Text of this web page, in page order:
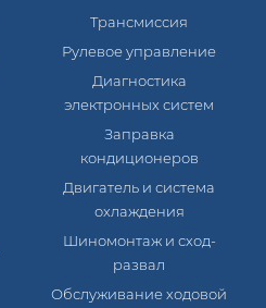
Трансмиссия
Рулевое управление
Диагностика
электронных систем​
Заправка
кондиционеров
Двигатель и система
охлаждения
Шиномонтаж и сход-
развал
Обслуживание ходовой